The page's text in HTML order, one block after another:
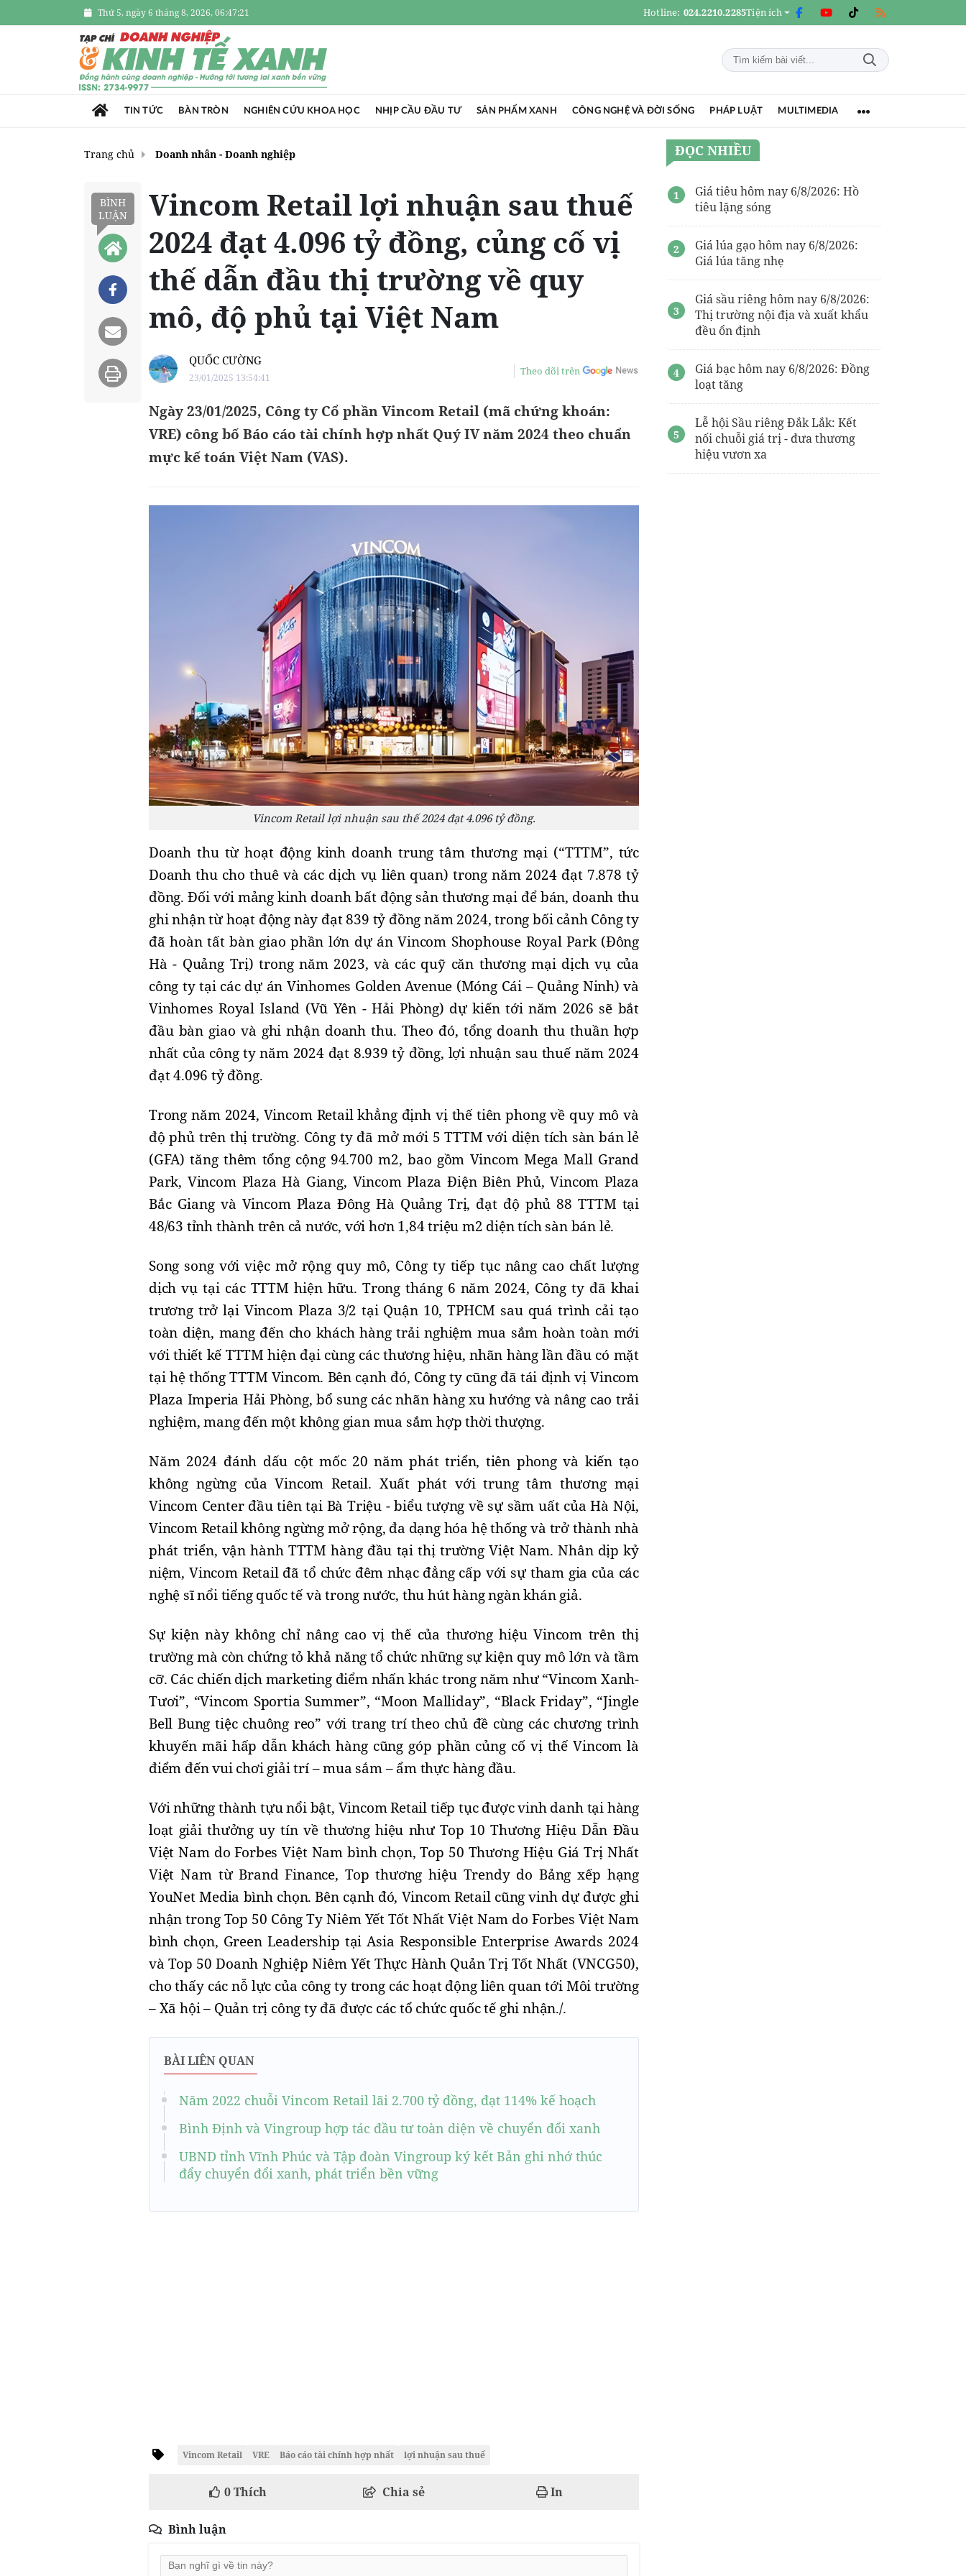
Thứ 5, ngày 6 tháng 8, 2026, 06:47:22 Hotline: 024.2210.2285Tiện ích
TIN TỨC BÀN TRÒN NGHIÊN CỨU KHOA HỌC NHỊP CẦU ĐẦU TƯ SẢN PHẨM XANH CÔNG NGHỆ VÀ ĐỜI SỐNG PHÁP LUẬT MULTIMEDIA
Trang chủ Doanh nhân - Doanh nghiệp
BÌNH
LUẬN
Vincom Retail lợi nhuận sau thuế
2024 đạt 4.096 tỷ đồng, củng cố vị
thế dẫn đầu thị trường về quy
mô, độ phủ tại Việt Nam
QUỐC CƯỜNG
23/01/2025 13:54:41
Theo dõi trên
Ngày 23/01/2025, Công ty Cổ phần Vincom Retail (mã chứng khoán:
VRE) công bố Báo cáo tài chính hợp nhất Quý IV năm 2024 theo chuẩn
mực kế toán Việt Nam (VAS).
Vincom Retail lợi nhuận sau thế 2024 đạt 4.096 tỷ đồng.
Doanh thu từ hoạt động kinh doanh trung tâm thương mại (“TTTM”, tức
Doanh thu cho thuê và các dịch vụ liên quan) trong năm 2024 đạt 7.878 tỷ
đồng. Đối với mảng kinh doanh bất động sản thương mại để bán, doanh thu
ghi nhận từ hoạt động này đạt 839 tỷ đồng năm 2024, trong bối cảnh Công ty
đã hoàn tất bàn giao phần lớn dự án Vincom Shophouse Royal Park (Đông
Hà - Quảng Trị) trong năm 2023, và các quỹ căn thương mại dịch vụ của
công ty tại các dự án Vinhomes Golden Avenue (Móng Cái – Quảng Ninh) và
Vinhomes Royal Island (Vũ Yên - Hải Phòng) dự kiến tới năm 2026 sẽ bắt
đầu bàn giao và ghi nhận doanh thu. Theo đó, tổng doanh thu thuần hợp
nhất của công ty năm 2024 đạt 8.939 tỷ đồng, lợi nhuận sau thuế năm 2024
đạt 4.096 tỷ đồng.
Trong năm 2024, Vincom Retail khẳng định vị thế tiên phong về quy mô và
độ phủ trên thị trường. Công ty đã mở mới 5 TTTM với diện tích sàn bán lẻ
(GFA) tăng thêm tổng cộng 94.700 m2, bao gồm Vincom Mega Mall Grand
Park, Vincom Plaza Hà Giang, Vincom Plaza Điện Biên Phủ, Vincom Plaza
Bắc Giang và Vincom Plaza Đông Hà Quảng Trị, đạt độ phủ 88 TTTM tại
48/63 tỉnh thành trên cả nước, với hơn 1,84 triệu m2 diện tích sàn bán lẻ.
Song song với việc mở rộng quy mô, Công ty tiếp tục nâng cao chất lượng
dịch vụ tại các TTTM hiện hữu. Trong tháng 6 năm 2024, Công ty đã khai
trương trở lại Vincom Plaza 3/2 tại Quận 10, TPHCM sau quá trình cải tạo
toàn diện, mang đến cho khách hàng trải nghiệm mua sắm hoàn toàn mới
với thiết kế TTTM hiện đại cùng các thương hiệu, nhãn hàng lần đầu có mặt
tại hệ thống TTTM Vincom. Bên cạnh đó, Công ty cũng đã tái định vị Vincom
Plaza Imperia Hải Phòng, bổ sung các nhãn hàng xu hướng và nâng cao trải
nghiệm, mang đến một không gian mua sắm hợp thời thượng.
Năm 2024 đánh dấu cột mốc 20 năm phát triển, tiên phong và kiến tạo
không ngừng của Vincom Retail. Xuất phát với trung tâm thương mại
Vincom Center đầu tiên tại Bà Triệu - biểu tượng về sự sầm uất của Hà Nội,
Vincom Retail không ngừng mở rộng, đa dạng hóa hệ thống và trở thành nhà
phát triển, vận hành TTTM hàng đầu tại thị trường Việt Nam. Nhân dịp kỷ
niệm, Vincom Retail đã tổ chức đêm nhạc đẳng cấp với sự tham gia của các
nghệ sĩ nổi tiếng quốc tế và trong nước, thu hút hàng ngàn khán giả.
Sự kiện này không chỉ nâng cao vị thế của thương hiệu Vincom trên thị
trường mà còn chứng tỏ khả năng tổ chức những sự kiện quy mô lớn và tầm
cỡ. Các chiến dịch marketing điểm nhấn khác trong năm như “Vincom Xanh-
Tươi”, “Vincom Sportia Summer”, “Moon Malliday”, “Black Friday”, “Jingle
Bell Bung tiệc chuông reo” với trang trí theo chủ đề cùng các chương trình
khuyến mãi hấp dẫn khách hàng cũng góp phần củng cố vị thế Vincom là
điểm đến vui chơi giải trí – mua sắm – ẩm thực hàng đầu.
Với những thành tựu nổi bật, Vincom Retail tiếp tục được vinh danh tại hàng
loạt giải thưởng uy tín về thương hiệu như Top 10 Thương Hiệu Dẫn Đầu
Việt Nam do Forbes Việt Nam bình chọn, Top 50 Thương Hiệu Giá Trị Nhất
Việt Nam từ Brand Finance, Top thương hiệu Trendy do Bảng xếp hạng
YouNet Media bình chọn. Bên cạnh đó, Vincom Retail cũng vinh dự được ghi
nhận trong Top 50 Công Ty Niêm Yết Tốt Nhất Việt Nam do Forbes Việt Nam
bình chọn, Green Leadership tại Asia Responsible Enterprise Awards 2024
và Top 50 Doanh Nghiệp Niêm Yết Thực Hành Quản Trị Tốt Nhất (VNCG50),
cho thấy các nỗ lực của công ty trong các hoạt động liên quan tới Môi trường
– Xã hội – Quản trị công ty đã được các tổ chức quốc tế ghi nhận./.
BÀI LIÊN QUAN
Năm 2022 chuỗi Vincom Retail lãi 2.700 tỷ đồng, đạt 114% kế hoạch
Bình Định và Vingroup hợp tác đầu tư toàn diện về chuyển đổi xanh
UBND tỉnh Vĩnh Phúc và Tập đoàn Vingroup ký kết Bản ghi nhớ thúc
đẩy chuyển đổi xanh, phát triển bền vững
Vincom Retail VRE Báo cáo tài chính hợp nhất lợi nhuận sau thuế
0Thích Chia sẻ In
Bình luận
ĐỌC NHIỀU
Giá tiêu hôm nay 6/8/2026: Hồ
tiêu lặng sóng
Giá lúa gạo hôm nay 6/8/2026:
Giá lúa tăng nhẹ
Giá sầu riêng hôm nay 6/8/2026:
Thị trường nội địa và xuất khẩu
đều ổn định
Giá bạc hôm nay 6/8/2026: Đồng
loạt tăng
Lễ hội Sầu riêng Đắk Lắk: Kết
nối chuỗi giá trị - đưa thương
hiệu vươn xa